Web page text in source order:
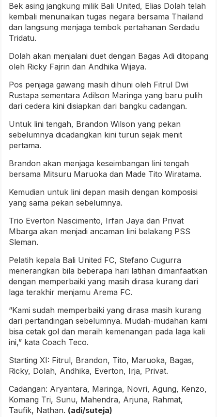
Bek asing jangkung milik Bali United, Elias Dolah telah
kembali menunaikan tugas negara bersama Thailand
dan langsung menjaga tembok pertahanan Serdadu
Tridatu.
Dolah akan menjalani duet dengan Bagas Adi ditopang
oleh Ricky Fajrin dan Andhika Wijaya.
Pos penjaga gawang masih dihuni oleh Fitrul Dwi
Rustapa sementara Adilson Maringa yang baru pulih
dari cedera kini disiapkan dari bangku cadangan.
Untuk lini tengah, Brandon Wilson yang pekan
sebelumnya dicadangkan kini turun sejak menit
pertama.
Brandon akan menjaga keseimbangan lini tengah
bersama Mitsuru Maruoka dan Made Tito Wiratama.
Kemudian untuk lini depan masih dengan komposisi
yang sama pekan sebelumnya.
Trio Everton Nascimento, Irfan Jaya dan Privat
Mbarga akan menjadi ancaman lini belakang PSS
Sleman.
Pelatih kepala Bali United FC, Stefano Cugurra
menerangkan bila beberapa hari latihan dimanfaatkan
dengan memperbaiki yang masih dirasa kurang dari
laga terakhir menjamu Arema FC.
“Kami sudah memperbaiki yang dirasa masih kurang
dari pertandingan sebelumnya. Mudah-mudahan kami
bisa cetak gol dan meraih kemenangan pada laga kali
ini,” kata Coach Teco.
Starting XI: Fitrul, Brandon, Tito, Maruoka, Bagas,
Ricky, Dolah, Andhika, Everton, Irja, Privat.
Cadangan: Aryantara, Maringa, Novri, Agung, Kenzo,
Komang Tri, Sunu, Mahendra, Arjuna, Rahmat,
Taufik, Nathan. (adi/suteja)